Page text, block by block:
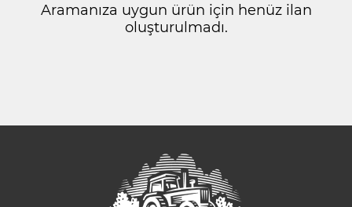
Aramanıza uygun ürün için henüz ilan
oluşturulmadı.